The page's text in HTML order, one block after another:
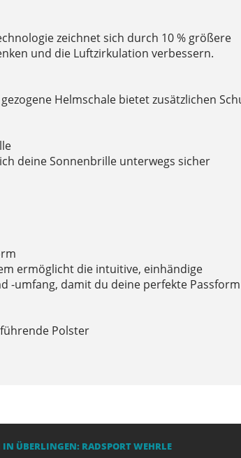
zeichnet sich durch 10 % größere
und die Luftzirkulation verbessern.
Helmschale bietet zusätzlichen
deine Sonnenbrille unterwegs sicher
ermöglicht die intuitive, einhändige
-umfang, damit du deine perfekte Passform
Polster
ÜBERLINGEN: RADSPORT WEHRLE